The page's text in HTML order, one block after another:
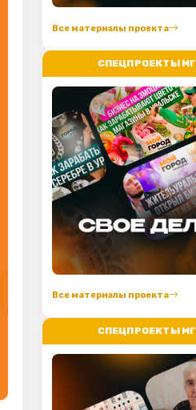
Все материалы проекта
СПЕЦПРОЕКТЫ МГ
Все материалы проекта
СПЕЦПРОЕКТЫ МГ